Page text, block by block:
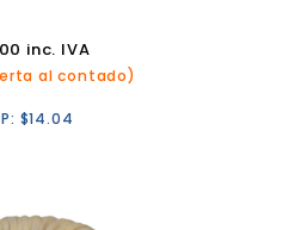
inc. IVA
al contado)
$14.04